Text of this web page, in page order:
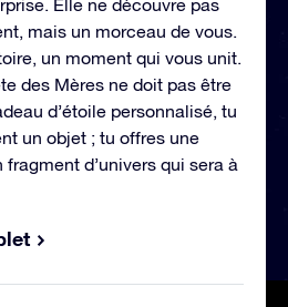
mais un morceau de vous.
un moment qui vous unit.
des Mères ne doit pas être
d’étoile personnalisé, tu
un objet ; tu offres une
d’univers qui sera à